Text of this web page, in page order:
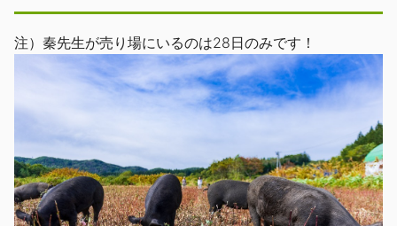
注）秦先生が売り場にいるのは28日のみです！